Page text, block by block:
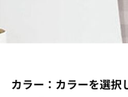
カラー： カラーを選択